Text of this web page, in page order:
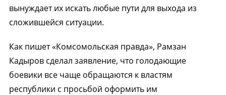
вынуждает их искать любые пути для выхода из
сложившейся ситуации.
Как пишет «Комсомольская правда», Рамзан
Кадыров сделал заявление, что голодающие
боевики все чаще обращаются к властям
республики с просьбой оформить им